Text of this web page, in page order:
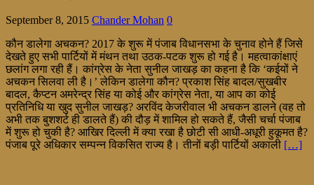
September 8, 2015 Chander Mohan 0
कौन डालेगा अचकन? 2017 के शुरू में पंजाब विधानसभा के चुनाव होने हैं जिसे
देखते हुए सभी पार्टियों में मंथन तथा उठक-पटक शुरू हो गई है। महत्वाकांक्षाएं
छलांग लगा रही हैं। कांग्रेस के नेता सुनील जाखड़ का कहना है कि ‘कईयों ने
अचकन सिलवा ली है।’ लेकिन डालेगा कौन? प्रकाश सिंह बादल/सुखबीर
बादल, कैप्टन अमरेन्द्र सिंह या कोई और कांग्रेस नेता, या आप का कोई
प्रतिनिधि या खुद सुनील जाखड़? अरविंद केजरीवाल भी अचकन डालने (वह तो
अभी तक बुशशर्ट ही डालते हैं) की दौड़ में शामिल हो सकते हैं, जैसी चर्चा पंजाब
में शुरू हो चुकी है? आखिर दिल्ली में क्या रखा है छोटी सी आधी-अधूरी हुकूमत है?
पंजाब पूरे अधिकार सम्पन्न विकसित राज्य है। तीनों बड़ी पार्टियों अकाली […]